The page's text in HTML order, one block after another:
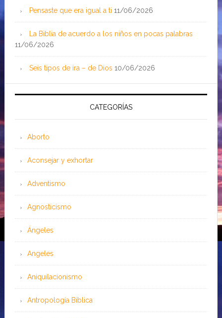
Pensaste que era igual a ti 11/06/2026
La Biblia de acuerdo a los niños en pocas palabras
11/06/2026
Seis tipos de ira – de Dios 10/06/2026
CATEGORÍAS
Aborto
Aconsejar y exhortar
Adventismo
Agnosticismo
Ángeles
Angeles
Aniquilacionismo
Antropología Bíblica